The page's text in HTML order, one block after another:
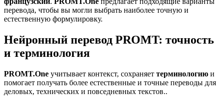
перевода, чтобы вы могли выбрать наиболее точную и
естественную формулировку.
Нейронный перевод PROMT: точность
и терминология
PROMT.One учитывает контекст, сохраняет терминологию и
помогает получать более естественные и точные переводы для
деловых, технических и повседневных текстов..